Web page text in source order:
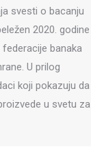
svesti o bacanju
2020. godine
banaka
U prilog
koji pokazuju da
u svetu za